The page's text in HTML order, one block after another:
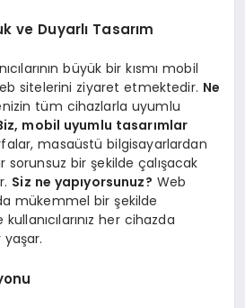
ve Duyarlı Tasarım
büyük bir kısmı mobil
sitelerini ziyaret etmektedir. Ne
tüm cihazlarla uyumlu
mobil uyumlu tasarımlar
masaüstü bilgisayarlardan
bir şekilde çalışacak
Siz ne yapıyorsunuz? Web
mükemmel bir şekilde
her cihazda